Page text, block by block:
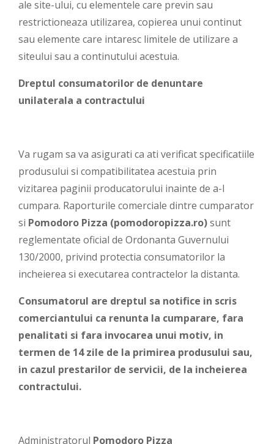
ale site-ului, cu elementele care previn sau
restrictioneaza utilizarea, copierea unui continut
sau elemente care intaresc limitele de utilizare a
siteului sau a continutului acestuia.
Dreptul consumatorilor de denuntare
unilaterala a contractului
Va rugam sa va asigurati ca ati verificat specificatiile
produsului si compatibilitatea acestuia prin
vizitarea paginii producatorului inainte de a-l
cumpara. Raporturile comerciale dintre cumparator
si Pomodoro Pizza (pomodoropizza.ro)sunt
reglementate oficial de Ordonanta Guvernului
130/2000, privind protectia consumatorilor la
incheierea si executarea contractelor la distanta.
Consumatorul are dreptul sa notifice in scris
comerciantului ca renunta la cumparare, fara
penalitati si fara invocarea unui motiv, in
termen de 14 zile de la primirea produsului sau,
in cazul prestarilor de servicii, de la incheierea
contractului.
Administratorul Pomodoro Pizza